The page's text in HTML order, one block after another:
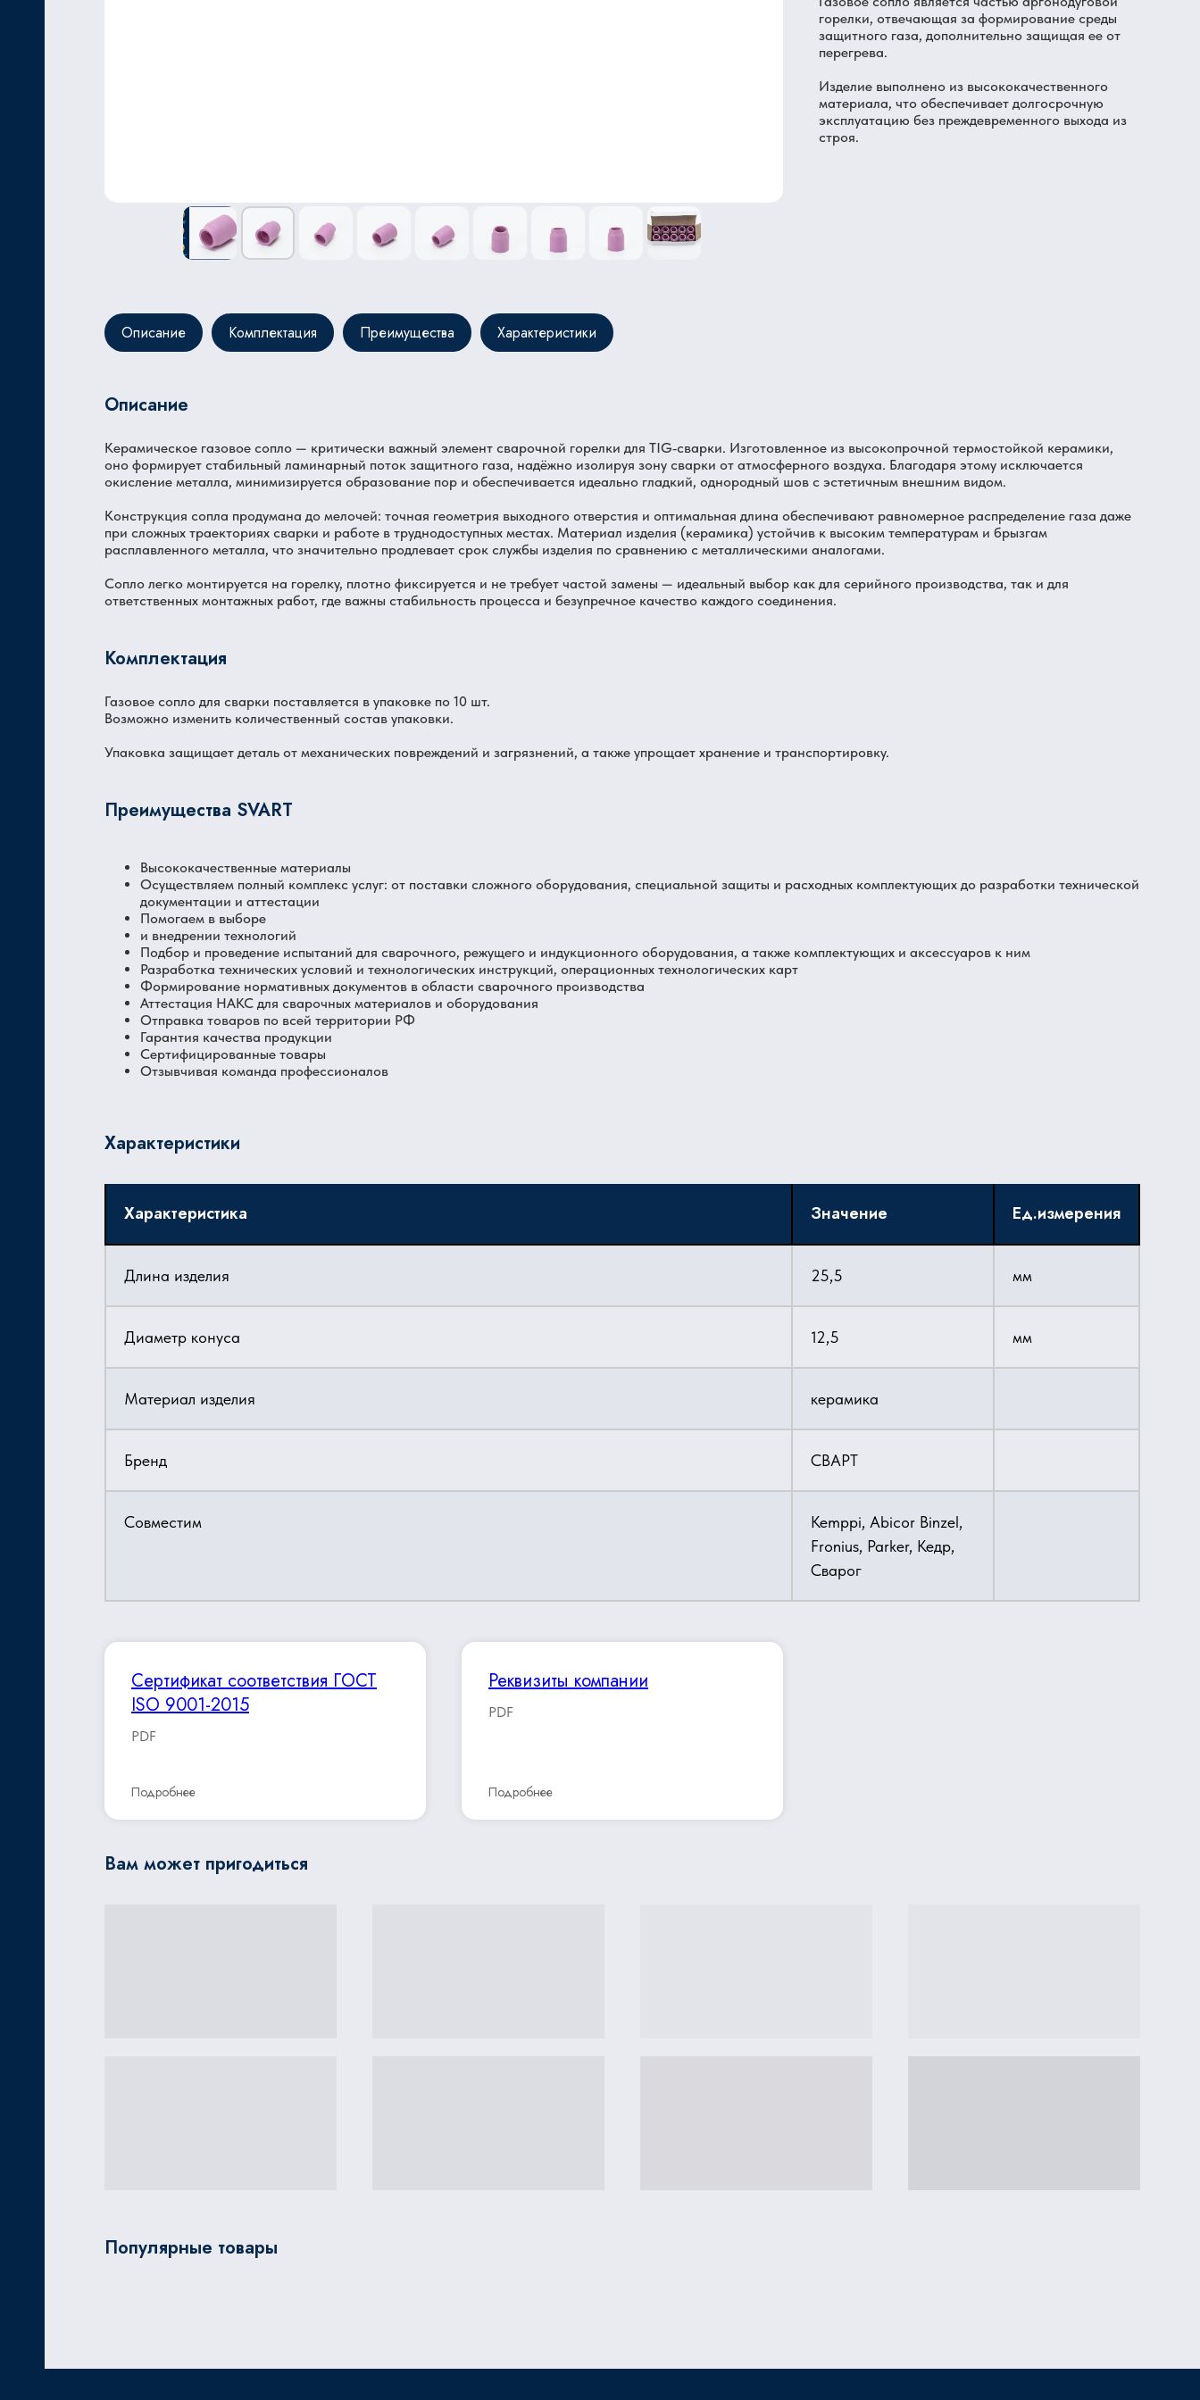
горелки, отвечающая за формирование среды
защитного газа, дополнительно защищая ее от
перегрева.
Изделие выполнено из высококачественного
материала, что обеспечивает долгосрочную
эксплуатацию без преждевременного выхода из
строя.
Описание Комплектация Преимущества Характеристики
Описание
Керамическое газовое сопло — критически важный элемент сварочной горелки для TIG‑сварки. Изготовленное из высокопрочной термостойкой керамики,
оно формирует стабильный ламинарный поток защитного газа, надёжно изолируя зону сварки от атмосферного воздуха. Благодаря этому исключается
окисление металла, минимизируется образование пор и обеспечивается идеально гладкий, однородный шов с эстетичным внешним видом.
Конструкция сопла продумана до мелочей: точная геометрия выходного отверстия и оптимальная длина обеспечивают равномерное распределение газа даже
при сложных траекториях сварки и работе в труднодоступных местах. Материал изделия (керамика) устойчив к высоким температурам и брызгам
расплавленного металла, что значительно продлевает срок службы изделия по сравнению с металлическими аналогами.
Сопло легко монтируется на горелку, плотно фиксируется и не требует частой замены — идеальный выбор как для серийного производства, так и для
ответственных монтажных работ, где важны стабильность процесса и безупречное качество каждого соединения.
Комплектация
Газовое сопло для сварки поставляется в упаковке по 10 шт.
Возможно изменить количественный состав упаковки.
Упаковка защищает деталь от механических повреждений и загрязнений, а также упрощает хранение и транспортировку.
Преимущества SVART
Высококачественные материалы
Осуществляем полный комплекс услуг: от поставки сложного оборудования, специальной защиты и расходных комплектующих до разработки технической
документации и аттестации
Помогаем в выборе
и внедрении технологий
Подбор и проведение испытаний для сварочного, режущего и индукционного оборудования, а также комплектующих и аксессуаров к ним
Разработка технических условий и технологических инструкций, операционных технологических карт
Формирование нормативных документов в области сварочного производства
Аттестация НАКС для сварочных материалов и оборудования
Отправка товаров по всей территории РФ
Гарантия качества продукции
Сертифицированные товары
Отзывчивая команда профессионалов
Характеристики
Характеристика Значение Ед.измерения
Длина изделия 25,5 мм
Диаметр конуса 12,5 мм
Материал изделия керамика
Бренд СВАРТ
Совместим
Kemppi, Abicor Binzel,
Fronius, Parker, Кедр,
Сварог
Сертификат соответствия ГОСТ
ISO 9001-2015
PDF
Подробнее
Реквизиты компании
PDF
Подробнее
Вам может пригодиться
Популярные товары